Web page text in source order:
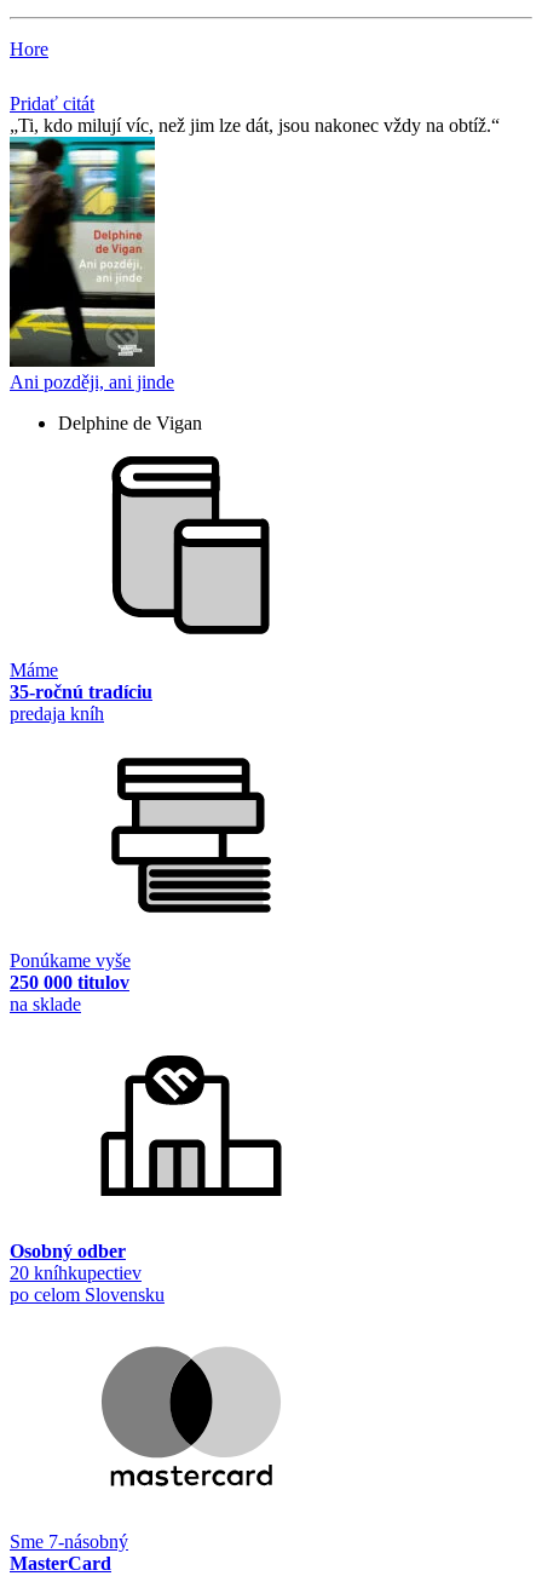
Hore
Pridať citát
Ti, kdo milují víc, než jim lze dát, jsou nakonec vždy na obtíž.
Ani později, ani jinde
Delphine de Vigan
Máme
35-ročnú tradíciu
predaja kníh
Ponúkame vyše
250 000 titulov
na sklade
Osobný odber
20 kníhkupectiev
po celom Slovensku
Sme 7-násobný
MasterCard